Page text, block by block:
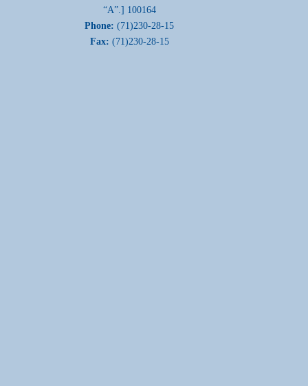
“A”.] 100164
Phone: (71)230-28-15
Fax: (71)230-28-15